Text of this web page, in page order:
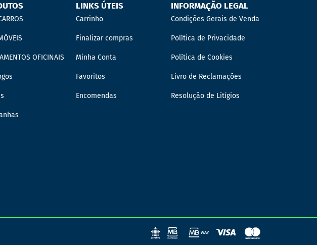
OFICINAIS
LINKS ÚTEIS
Carrinho
Finalizar compras
Minha Conta
Favoritos
Encomendas
INFORMAÇÃO LEGAL
Condições Gerais de Venda
Política de Privacidade
Política de Cookies
Livro de Reclamações
Resolução de Litígios